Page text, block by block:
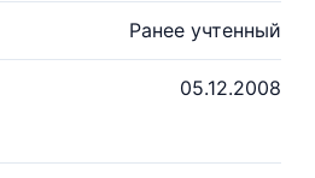
Ранее учтенный
05.12.2008